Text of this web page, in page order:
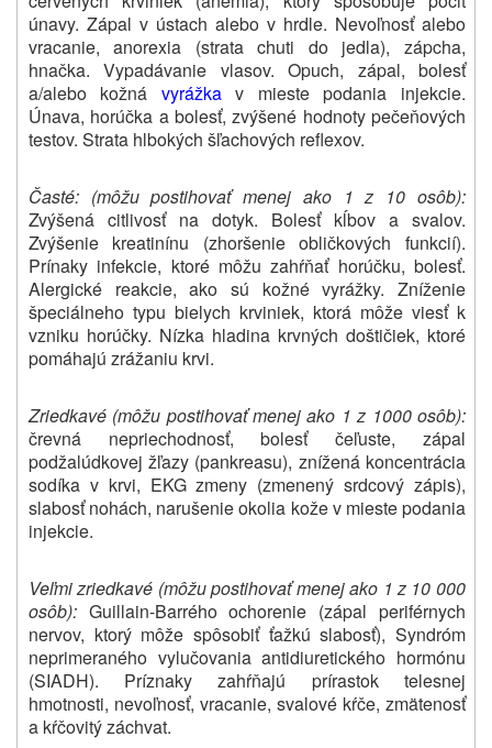
únavy. Zápal v ústach alebo v hrdle. Nevoľnosť alebo
vracanie, anorexia (strata chuti do jedla), zápcha,
hnačka. Vypadávanie vlasov. Opuch, zápal, bolesť
a/alebo kožná vyrážkav mieste podania injekcie.
Únava, horúčka a bolesť, zvýšené hodnoty pečeňových
testov. Strata hlbokých šľachových reflexov.
Časté: (môžu postihovať menej ako 1 z 10 osôb):
Zvýšená citlivosť na dotyk. Bolesť kĺbov a svalov.
Zvýšenie kreatinínu (zhoršenie obličkových funkcií).
Prínaky infekcie, ktoré môžu zahŕňať horúčku, bolesť.
Alergické reakcie, ako sú kožné vyrážky. Zníženie
špeciálneho typu bielych krviniek, ktorá môže viesť k
vzniku horúčky. Nízka hladina krvných doštičiek, ktoré
pomáhajú zrážaniu krvi.
Zriedkavé (môžu postihovať menej ako 1 z 1000 osôb):
črevná nepriechodnosť, bolesť čeľuste, zápal
podžalúdkovej žľazy (pankreasu), znížená koncentrácia
sodíka v krvi, EKG zmeny (zmenený srdcový zápis),
slabosť nohách, narušenie okolia kože v mieste podania
injekcie.
Veľmi zriedkavé (môžu postihovať menej ako 1 z 10 000
osôb): Guillain-Barrého ochorenie (zápal periférnych
nervov, ktorý môže spôsobiť ťažkú slabosť), Syndróm
neprimeraného vylučovania antidiuretického hormónu
(SIADH). Príznaky zahŕňajú prírastok telesnej
hmotnosti, nevoľnosť, vracanie, svalové kŕče, zmätenosť
a kŕčovitý záchvat.